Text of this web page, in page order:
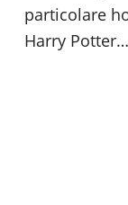
particolare
Harry Potter…